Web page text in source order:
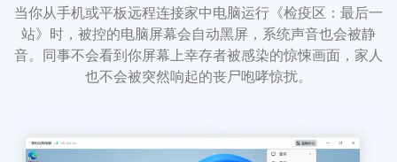
当你从手机或平板远程连接家中电脑运行《检疫区：最后一
站》时，被控的电脑屏幕会自动黑屏，系统声音也会被静
音。同事不会看到你屏幕上幸存者被感染的惊悚画面，家人
也不会被突然响起的丧尸咆哮惊扰。